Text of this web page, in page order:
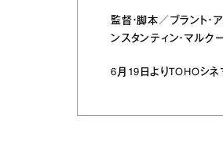
監督・脚本／ブラント・
ンスタンティン・マルク
6月19日よりTOHOシネ